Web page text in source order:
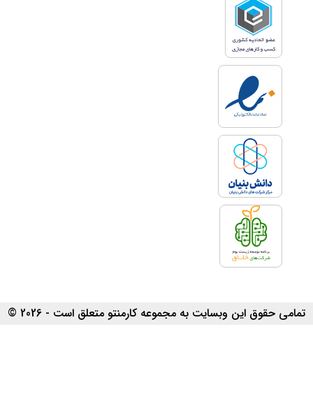
تمامی حقوق این وبسایت به مجموعه کارمنتو متعلق است - 2026 ©